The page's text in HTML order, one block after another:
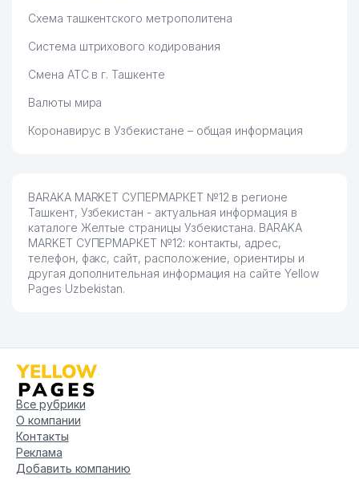
Схема ташкентского метрополитена
Система штрихового кодирования
Смена АТС в г. Ташкенте
Валюты мира
Коронавирус в Узбекистане – общая информация
BARAKA MARKET СУПЕРМАРКЕТ №12 в регионе
Ташкент, Узбекистан - актуальная информация в
каталоге Желтые страницы Узбекистана. BARAKA
MARKET СУПЕРМАРКЕТ №12: контакты, адрес,
телефон, факс, сайт, расположение, ориентиры и
другая дополнительная информация на сайте Yellow
Pages Uzbekistan.
Все рубрики
О компании
Контакты
Реклама
Добавить компанию